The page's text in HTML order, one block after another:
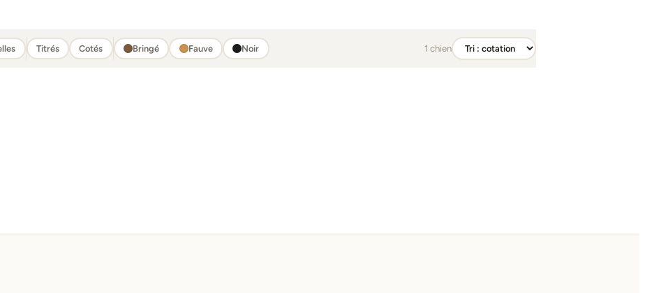
Titrés Cotés Bringé Fauve Noir 1 chien